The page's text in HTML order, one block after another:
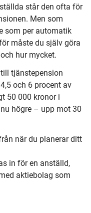
står den ofta för
Men som
som per automatik
måste du själv göra
hur mycket.
tjänstepension
och 6 procent av
50 000 kronor i
högre – upp mot 30
när du planerar ditt
in för en anställd,
aktiebolag som